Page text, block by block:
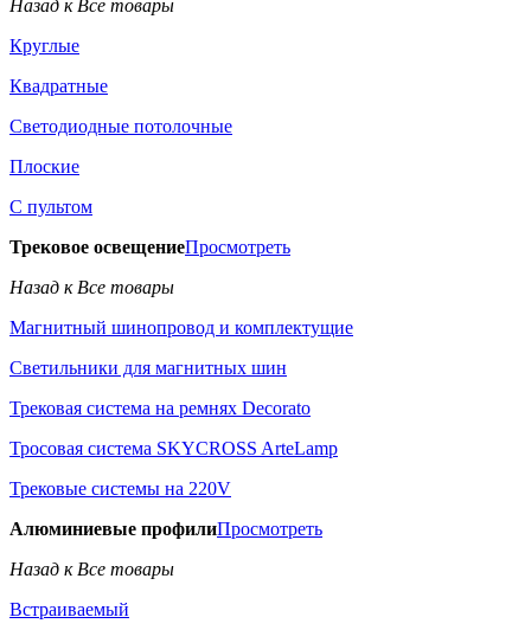
Назад к Все товары
Круглые
Квадратные
Светодиодные потолочные
Плоские
С пультом
Трековое освещениеПросмотреть
Назад к Все товары
Магнитный шинопровод и комплектущие
Светильники для магнитных шин
Трековая система на ремнях Decorato
Тросовая система SKYCROSS ArteLamp
Трековые системы на 220V
Алюминиевые профилиПросмотреть
Назад к Все товары
Встраиваемый